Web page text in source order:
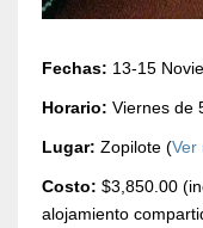
Fechas: 13-15
Horario: Viernes de
Lugar: Zopilote (Ver
Costo: $3,850.00
alojamiento